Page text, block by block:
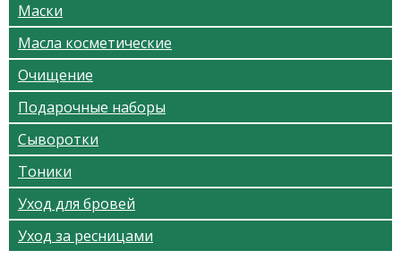
Маски
Масла косметические
Очищение
Подарочные наборы
Сыворотки
Тоники
Уход для бровей
Уход за ресницами